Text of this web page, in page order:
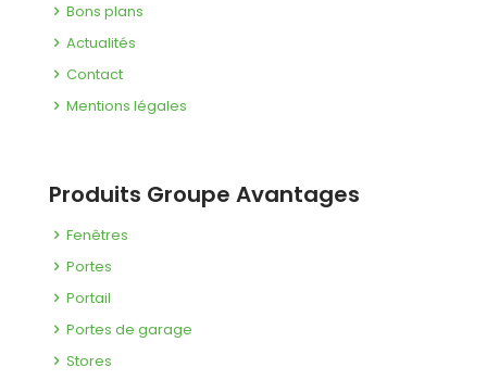
Bons plans
Actualités
Contact
Mentions légales
Produits Groupe Avantages
Fenêtres
Portes
Portail
Portes de garage
Stores